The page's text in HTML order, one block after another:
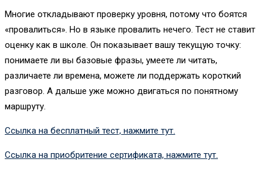
Многие откладывают проверку уровня, потому что боятся
«провалиться». Но в языке провалить нечего. Тест не ставит
оценку как в школе. Он показывает вашу текущую точку:
понимаете ли вы базовые фразы, умеете ли читать,
различаете ли времена, можете ли поддержать короткий
разговор. А дальше уже можно двигаться по понятному
маршруту.
Ссылка на бесплатный тест, нажмите тут.
Ссылка на приобритение сертификата, нажмите тут.